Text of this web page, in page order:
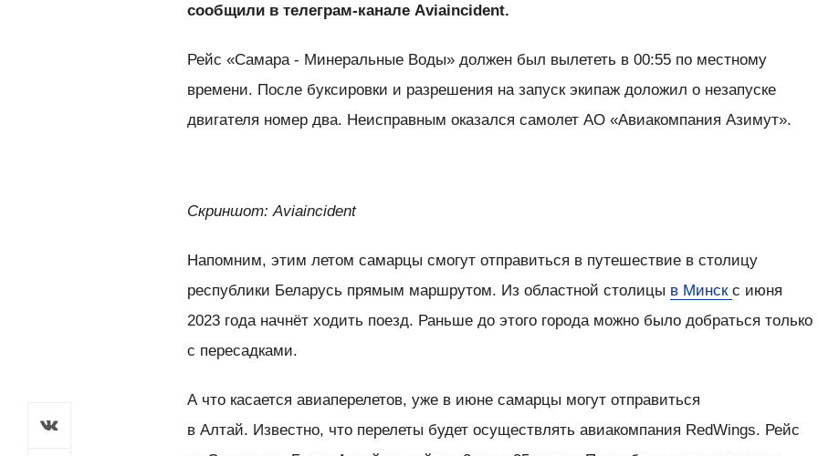
сообщили в телеграм-канале Аviaincident.
Рейс «Самара - Минеральные Воды» должен был вылететь в 00:55 по местному
времени. После буксировки и разрешения на запуск экипаж доложил о незапуске
двигателя номер два. Неисправным оказался самолет АО «Авиакомпания Азимут».
Скриншот: Аviaincident
Напомним, этим летом самарцы смогут отправиться в путешествие в столицу
республики Беларусь прямым маршрутом. Из областной столицы в Минскс июня
2023 года начнёт ходить поезд. Раньше до этого города можно было добраться только
с пересадками.
А что касается авиаперелетов, уже в июне самарцы могут отправиться
в Алтай. Известно, что перелеты будет осуществлять авиакомпания RedWings. Рейс